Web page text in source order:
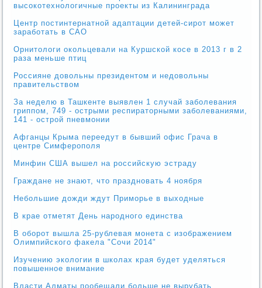
высокотехнологичные проекты из Калининграда
Центр постинтернатной адаптации детей-сирот может
заработать в САО
Орнитологи окольцевали на Куршской косе в 2013 г в 2
раза меньше птиц
Россияне довольны президентом и недовольны
правительством
За неделю в Ташкенте выявлен 1 случай заболевания
гриппом, 749 - острыми респираторными заболеваниями,
141 - острой пневмонии
Афганцы Крыма переедут в бывший офис Грача в
центре Симферополя
Минфин США вышел на российскую эстраду
Граждане не знают, что праздновать 4 ноября
Небольшие дожди ждут Приморье в выходные
В крае отметят День народного единства
В оборот вышла 25-рублевая монета с изображением
Олимпийского факела "Сочи 2014"
Изучению экологии в школах края будет уделяться
повышенное внимание
Власти Алматы пообещали больше не вырубать